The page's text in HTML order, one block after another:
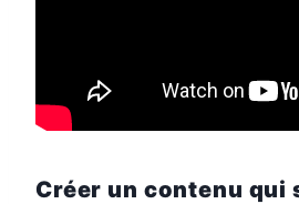
Créer un contenu qui